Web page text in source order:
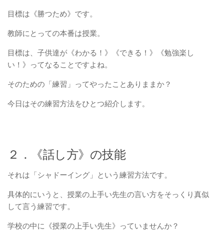
目標は《勝つため》です。
教師にとっての本番は授業。
目標は、子供達が《わかる！》《できる！》《勉強楽し
い！》ってなることですよね。
そのための「練習」ってやったことありままか？
今日はその練習方法をひとつ紹介します。
２．《話し方》の技能
それは「シャドーイング」という練習方法です。
具体的にいうと、授業の上手い先生の言い方をそっくり真似
して言う練習です。
学校の中に《授業の上手い先生》っていませんか？